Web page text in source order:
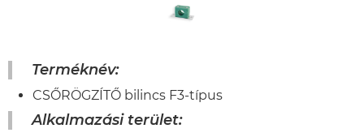
Terméknév:
CSŐRÖGZÍTŐ bilincs F3-típus
Alkalmazási terület: